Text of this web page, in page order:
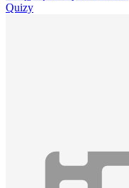
Quizy